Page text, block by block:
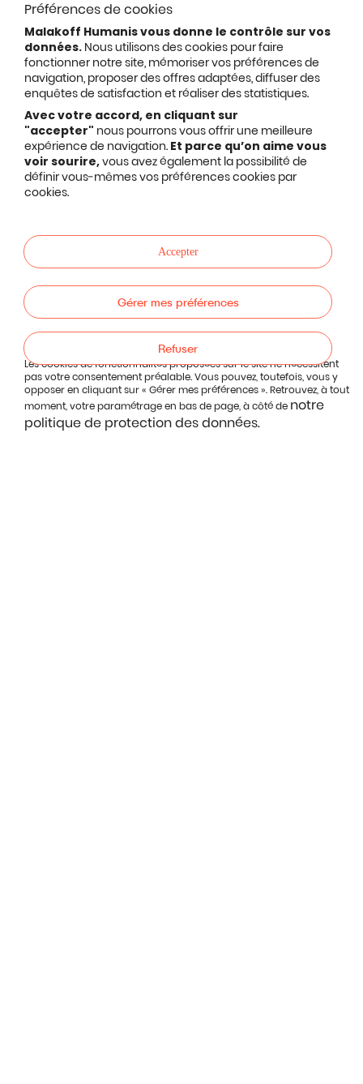
Préférences de cookies
Malakoff Humanis vous donne le contrôle sur vos
données. Nous utilisons des cookies pour faire
fonctionner notre site, mémoriser vos préférences de
navigation, proposer des offres adaptées, diffuser des
enquêtes de satisfaction et réaliser des statistiques.
Avec votre accord, en cliquant sur
"accepter" nous pourrons vous offrir une meilleure
expérience de navigation. Et parce qu’on aime vous
voir sourire,vous avez également la possibilité de
définir vous-mêmes vos préférences cookies par
cookies.
Les cookies de fonctionnalités proposées sur le site ne nécessitent
pas votre consentement préalable. Vous pouvez, toutefois, vous y
opposer en cliquant sur « Gérer mes préférences ». Retrouvez, à tout
moment, votre paramétrage en bas de page, à côté de notre
politique de protection des données.
Refuser
Gérer mes préférences
Accepter